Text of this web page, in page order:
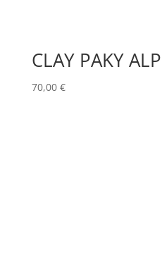
CLAY PAKY
70,00 €